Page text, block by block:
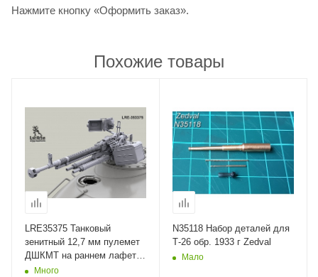
Нажмите кнопку «Оформить заказ».
Похожие товары
LRE35375 Танковый
зенитный 12,7 мм пулемет
ДШКМТ на раннем лафете
с открытым коллиматорным
Много
N35118 Набор деталей для
Т-26 обр. 1933 г Zedval
Мало